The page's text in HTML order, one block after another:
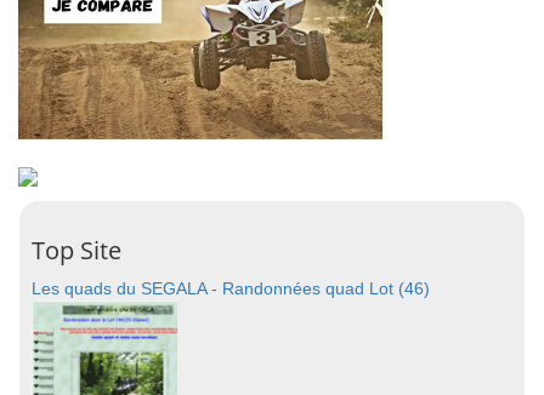
Top Site
Les quads du SEGALA - Randonnées quad Lot (46)